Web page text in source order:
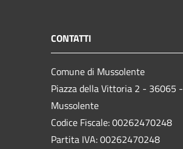
CONTATTI
Comune di Mussolente
Piazza della Vittoria 2 - 36065 -
Mussolente
Codice Fiscale: 00262470248
Partita IVA: 00262470248